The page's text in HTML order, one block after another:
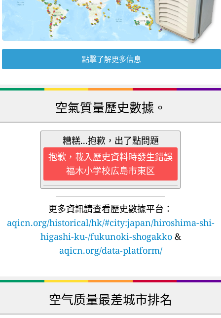
點擊了解更多信息
空氣質量歷史數據。
糟糕...抱歉，出了點問題
抱歉，載入歷史資料時發生錯誤
福木小学校広島市東区
更多資訊請查看歷史數據平台：
aqicn.org/historical/hk/#city:japan/hiroshima-shi-
higashi-ku-/fukunoki-shogakko&
aqicn.org/data-platform/
空气质量最差城市排名